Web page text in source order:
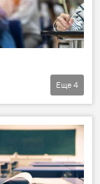
Еще 4